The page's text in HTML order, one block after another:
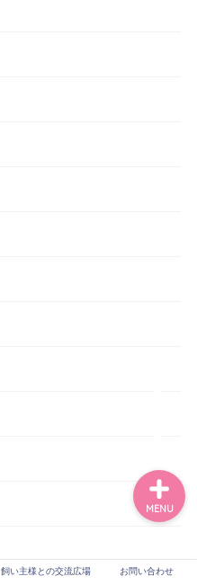
飼い主様との交流広場 お問い合わせ
MENU